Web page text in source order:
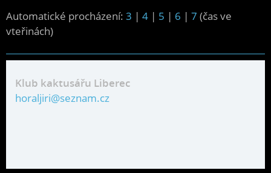
Automatické procházení: 3 | 4 | 5 | 6 | 7 (čas ve
vteřinách)
Klub kaktusářu Liberec
horaljiri@seznam.cz